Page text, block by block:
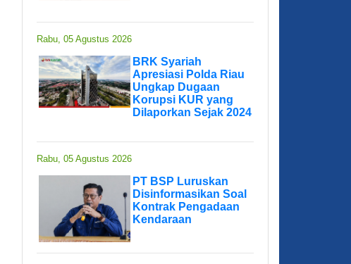
Rabu, 05 Agustus 2026
BRK Syariah
Apresiasi Polda Riau
Ungkap Dugaan
Korupsi KUR yang
Dilaporkan Sejak 2024
Rabu, 05 Agustus 2026
PT BSP Luruskan
Disinformasikan Soal
Kontrak Pengadaan
Kendaraan